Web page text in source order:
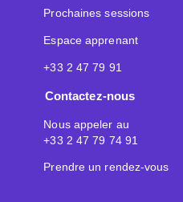
Prochaines sessions
Espace apprenant
+33 2 47 79 91
Contactez-nous
Nous appeler au
+33 2 47 79 74 91
Prendre un rendez-vous